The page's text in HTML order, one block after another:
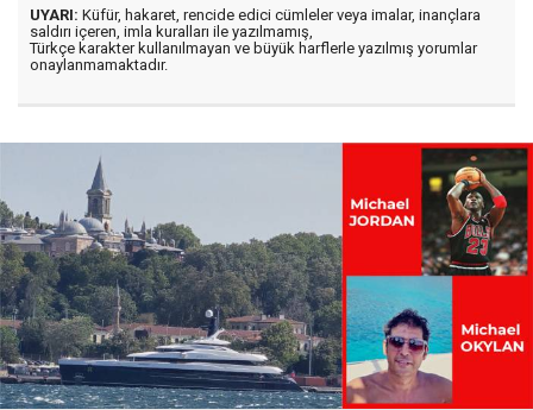
UYARI: Küfür, hakaret, rencide edici cümleler veya imalar, inançlara
saldırı içeren, imla kuralları ile yazılmamış,
Türkçe karakter kullanılmayan ve büyük harflerle yazılmış yorumlar
onaylanmamaktadır.